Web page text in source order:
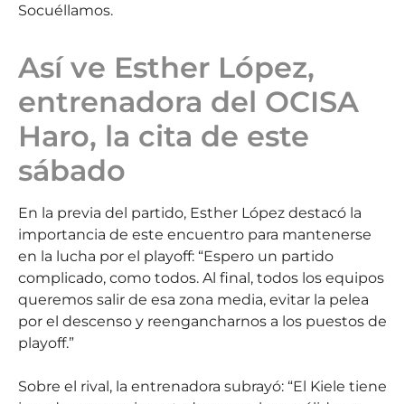
Socuéllamos.
Así ve Esther López,
entrenadora del OCISA
Haro, la cita de este
sábado
En la previa del partido, Esther López destacó la
importancia de este encuentro para mantenerse
en la lucha por el playoff: “Espero un partido
complicado, como todos. Al final, todos los equipos
queremos salir de esa zona media, evitar la pelea
por el descenso y reengancharnos a los puestos de
playoff.”
Sobre el rival, la entrenadora subrayó: “El Kiele tiene